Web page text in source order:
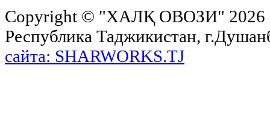
Copyright © "ХАЛҚ ОВОЗИ"
Республика Таджикистан,
сайта: SHARWORKS.TJ